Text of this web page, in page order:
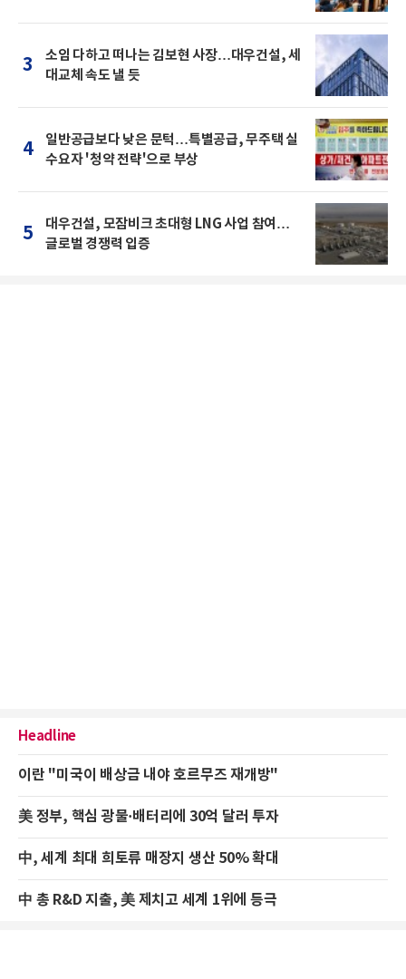
3
소임 다하고 떠나는 김보현 사장…대우건설, 세
대교체 속도 낼 듯
4
일반공급보다 낮은 문턱…특별공급, 무주택 실
수요자 '청약 전략'으로 부상
5
대우건설, 모잠비크 초대형 LNG 사업 참여…
글로벌 경쟁력 입증
Headline
이란 "미국이 배상금 내야 호르무즈 재개방"
美 정부, 핵심 광물·배터리에 30억 달러 투자
中, 세계 최대 희토류 매장지 생산 50% 확대
中 총 R&D 지출, 美 제치고 세계 1위에 등극